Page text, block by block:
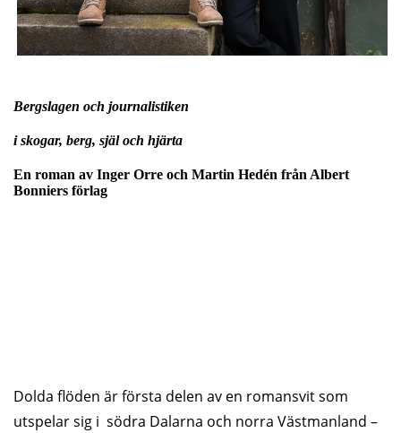
Bergslagen och journalistiken
i skogar, berg, själ och hjärta
En roman av Inger Orre och Martin Hedén från Albert
Bonniers förlag
Dolda flöden är första delen av en romansvit som
utspelar sig i södra Dalarna och norra Västmanland –